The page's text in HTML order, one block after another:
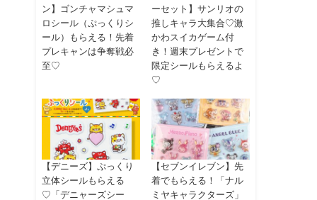
ン】ゴンチャマシュマ
ロシール（ぷっくりシ
ール）もらえる！先着
プレキャンは争奪戦必
至♡
ーセット】サンリオの
推しキャラ大集合♡激
かわスイカゲーム付
き！週末プレゼントで
限定シールもらえるよ
♡
【デニーズ】ぷっくり
立体シールもらえる
♡「デニャーズシー
【セブンイレブン】先
着でもらえる！「ナル
ミヤキャラクターズ」